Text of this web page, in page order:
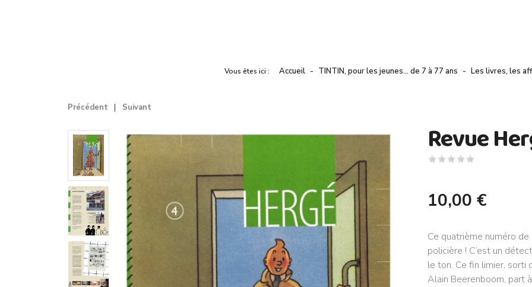
Vous êtes ici : Accueil TINTIN, pour les jeunes… de 7 à 77 ans Les livres, les
Précédent Suivant
Revue
10,00 €
Ce quatrième numéro
policière ! C’est un
le ton. Ce fin limier, sorti
Alain Beerenboom, part